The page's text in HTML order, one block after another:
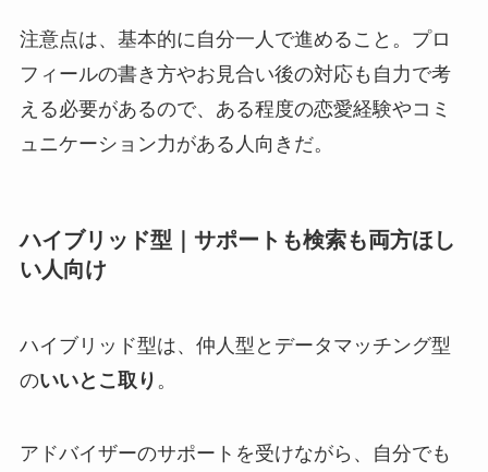
注意点は、基本的に自分一人で進めること。プロ
フィールの書き方やお見合い後の対応も自力で考
える必要があるので、ある程度の恋愛経験やコミ
ュニケーション力がある人向きだ。
ハイブリッド型｜サポートも検索も両方ほし
い人向け
ハイブリッド型は、仲人型とデータマッチング型
のいいとこ取り 。
アドバイザーのサポートを受けながら、自分でも